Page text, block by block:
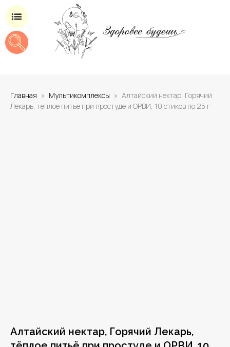
Главная Мультикомплексы
Алтайский нектар, Горячий
Лекарь, тёплое питьё при простуде и ОРВИ, 10 стиков по 25 г
Алтайский нектар, Горячий Лекарь,